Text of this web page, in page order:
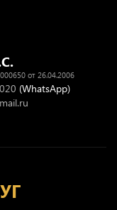
от 26.04.2006
(WhatsApp)